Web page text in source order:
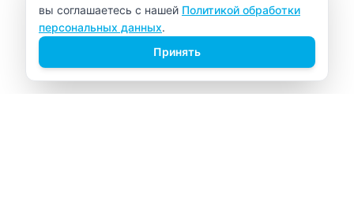
вы соглашаетесь с нашей Политикой обработки
персональных данных.
Принять